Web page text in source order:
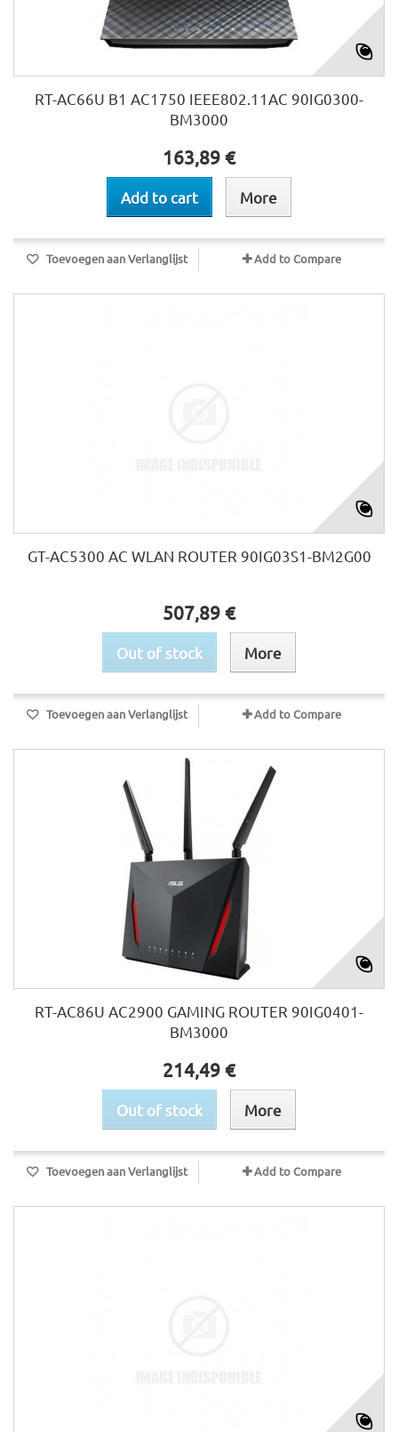
RT-AC66U B1 AC1750 IEEE802.11AC 90IG0300-
BM3000
163,89 €
Add to cart More
Toevoegen aan Verlanglijst Add to Compare
GT-AC5300 AC WLAN ROUTER 90IG03S1-BM2G00
507,89 €
Out of stock More
Toevoegen aan Verlanglijst Add to Compare
RT-AC86U AC2900 GAMING ROUTER 90IG0401-
BM3000
214,49 €
Out of stock More
Toevoegen aan Verlanglijst Add to Compare